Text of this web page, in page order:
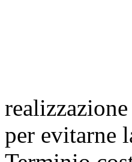
per evitarne